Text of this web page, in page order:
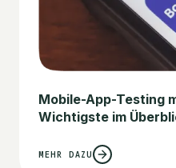
Mobile-App-Testing
Wichtigste im
MEHR DAZU